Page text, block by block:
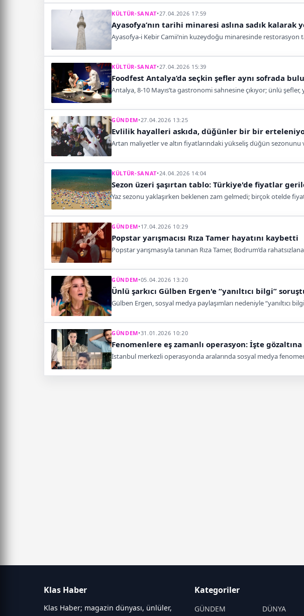
KÜLTÜR-SANAT•27.04.2026 17:59
Ayasofya’nın tarihi minaresi aslına sadık kalarak
Ayasofya-i Kebir Camii’nin kuzeydoğu minaresinde
KÜLTÜR-SANAT•27.04.2026 15:39
Foodfest Antalya’da seçkin şefler aynı sofrada
Antalya, 8-10 Mayıs’ta gastronomi sahnesine çıkıyor; ünlü
GÜNDEM•27.04.2026 13:25
Evlilik hayalleri askıda, düğünler bir bir
Artan maliyetler ve altın fiyatlarındaki yükseliş düğün sezonunu
KÜLTÜR-SANAT•24.04.2026 14:04
Sezon üzeri şaşırtan tablo: Türkiye'de fiyatlar
Yaz sezonu yaklaşırken beklenen zam gelmedi; birçok otelde
GÜNDEM•17.04.2026 10:29
Popstar yarışmacısı Rıza Tamer hayatını kaybetti
Popstar yarışmasıyla tanınan Rıza Tamer, Bodrum’da
GÜNDEM•05.04.2026 13:20
Ünlü şarkıcı Gülben Ergen'e “yanıltıcı bilgi”
Gülben Ergen, sosyal medya paylaşımları nedeniyle “yanıltıcı
GÜNDEM•31.01.2026 10:20
Fenomenlere eş zamanlı operasyon: İşte
İstanbul merkezli operasyonda aralarında sosyal medya
Klas Haber
Klas Haber; magazin dünyası, ünlüler,
Kategoriler
GÜNDEM DÜNYA